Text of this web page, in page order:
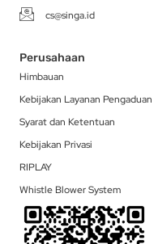
cs@singa.id
Perusahaan
Himbauan
Kebijakan Layanan Pengaduan
Syarat dan Ketentuan
Kebijakan Privasi
RIPLAY
Whistle Blower System